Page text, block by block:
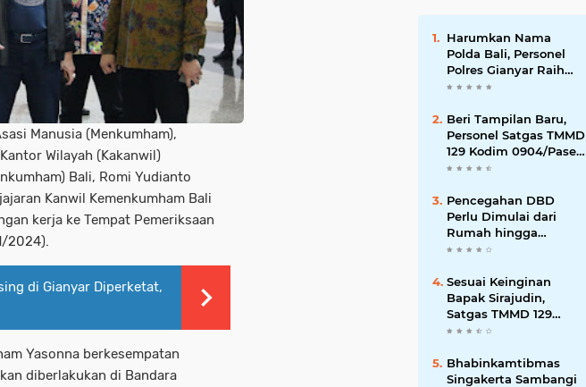
Manusia (Menkumham),
Wilayah (Kakanwil)
Bali, Romi Yudianto
Kanwil Kemenkumham Bali
kerja ke Tempat Pemeriksaan
2024).
di Gianyar Diperketat,
Yasonna berkesempatan
diberlakukan di Bandara
Harumkan Nama
Polda Bali, Personel
Polres Gianyar Raih
Penghargaan
Beri Tampilan Baru,
Personel Satgas TMMD
129 Kodim 0904/Paser
Cat Atap Rumah
Pencegahan DBD
Perlu Dimulai dari
Rumah hingga
Lingkungan Sekolah
Sesuai Keinginan
Bapak Sirajudin,
Satgas TMMD 129
Ubah Tampilan
Bhabinkamtibmas
Singakerta Sambangi